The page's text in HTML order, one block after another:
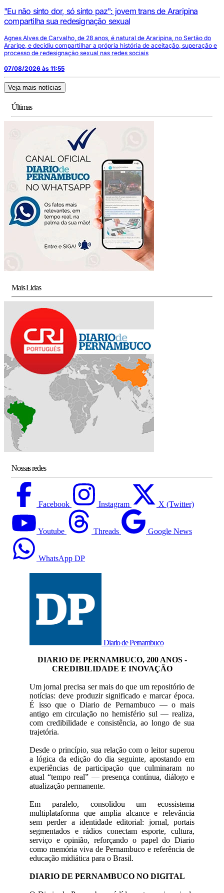
"Eu não sinto dor, só sinto paz": jovem trans de Araripina
compartilha sua redesignação sexual
Agnes Alves de Carvalho, de 28 anos, é natural de Araripina, no Sertão do
Araripe, e decidiu compartilhar a própria história de aceitação, superação e
processo de redesignação sexual nas redes sociais
07/08/2026 às 11:55
Veja mais notícias
Últimas
Mais Lidas
Nossas redes
Facebook Instagram X (Twitter)
Youtube Threads Google News
WhatsApp DP
Diario de Pernambuco
DIARIO DE PERNAMBUCO, 200 ANOS -
CREDIBILIDADE E INOVAÇÃO
Um jornal precisa ser mais do que um repositório de
notícias: deve produzir significado e marcar época.
É isso que o Diario de Pernambuco — o mais
antigo em circulação no hemisfério sul — realiza,
com credibilidade e consistência, ao longo de sua
trajetória.
Desde o princípio, sua relação com o leitor superou
a lógica da edição do dia seguinte, apostando em
experiências de participação que culminaram no
atual “tempo real” — presença contínua, diálogo e
atualização permanente.
Em paralelo, consolidou um ecossistema
multiplataforma que amplia alcance e relevância
sem perder a identidade editorial: jornal, portais
segmentados e rádios conectam esporte, cultura,
serviço e opinião, reforçando o papel do Diario
como memória viva de Pernambuco e referência de
educação midiática para o Brasil.
DIARIO DE PERNAMBUCO NO DIGITAL